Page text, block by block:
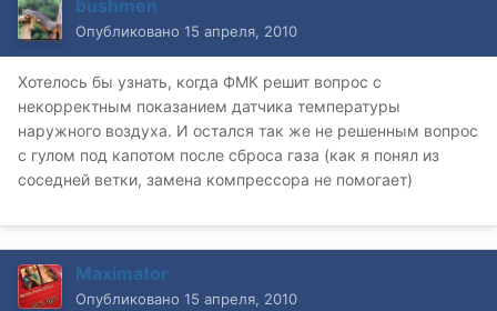
bushmen
Опубликовано 15 апреля, 2010
Хотелось бы узнать, когда ФМК решит вопрос с
некорректным показанием датчика температуры
наружного воздуха. И остался так же не решенным вопрос
с гулом под капотом после сброса газа (как я понял из
соседней ветки, замена компрессора не помогает)
Maximator
Опубликовано 15 апреля, 2010